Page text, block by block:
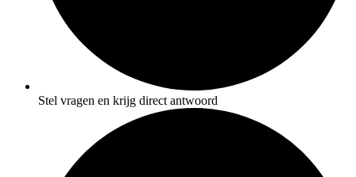
Stel vragen en krijg direct antwoord